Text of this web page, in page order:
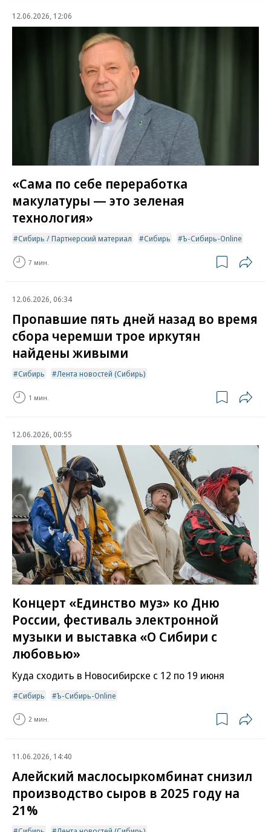
12.06.2026, 12:06
«Сама по себе переработка
макулатуры — это зеленая
технология»
Сибирь / Партнерский материал Сибирь Ъ-Сибирь-Online
7 мин.
12.06.2026, 06:34
Пропавшие пять дней назад во время
сбора черемши трое иркутян
найдены живыми
Сибирь Лента новостей (Сибирь)
1 мин.
12.06.2026, 00:55
Концерт «Единство муз» ко Дню
России, фестиваль электронной
музыки и выставка «О Сибири с
любовью»
Куда сходить в Новосибирске с 12 по 19 июня
Сибирь Ъ-Сибирь-Online
2 мин.
11.06.2026, 14:40
Алейский маслосыркомбинат снизил
производство сыров в 2025 году на
21%